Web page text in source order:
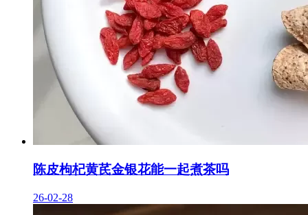
陈皮枸杞黄芪金银花能一起煮茶吗
26-02-28